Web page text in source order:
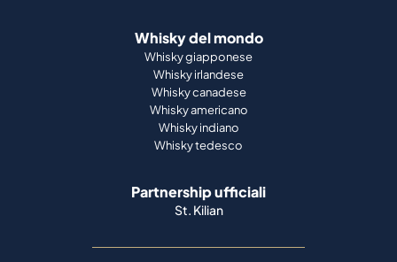
Whisky del mondo
Whisky giapponese
Whisky irlandese
Whisky canadese
Whisky americano
Whisky indiano
Whisky tedesco
Partnership ufficiali
St. Kilian